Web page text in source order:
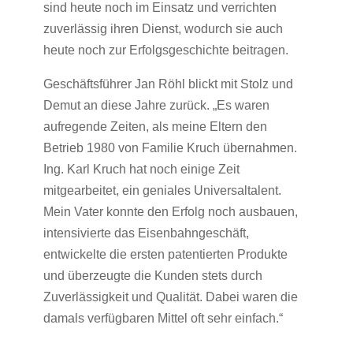
sind heute noch im Einsatz und verrichten
zuverlässig ihren Dienst, wodurch sie auch
heute noch zur Erfolgsgeschichte beitragen.
Geschäftsführer Jan Röhl blickt mit Stolz und
Demut an diese Jahre zurück. „Es waren
aufregende Zeiten, als meine Eltern den
Betrieb 1980 von Familie Kruch übernahmen.
Ing. Karl Kruch hat noch einige Zeit
mitgearbeitet, ein geniales Universaltalent.
Mein Vater konnte den Erfolg noch ausbauen,
intensivierte das Eisenbahngeschäft,
entwickelte die ersten patentierten Produkte
und überzeugte die Kunden stets durch
Zuverlässigkeit und Qualität. Dabei waren die
damals verfügbaren Mittel oft sehr einfach.“